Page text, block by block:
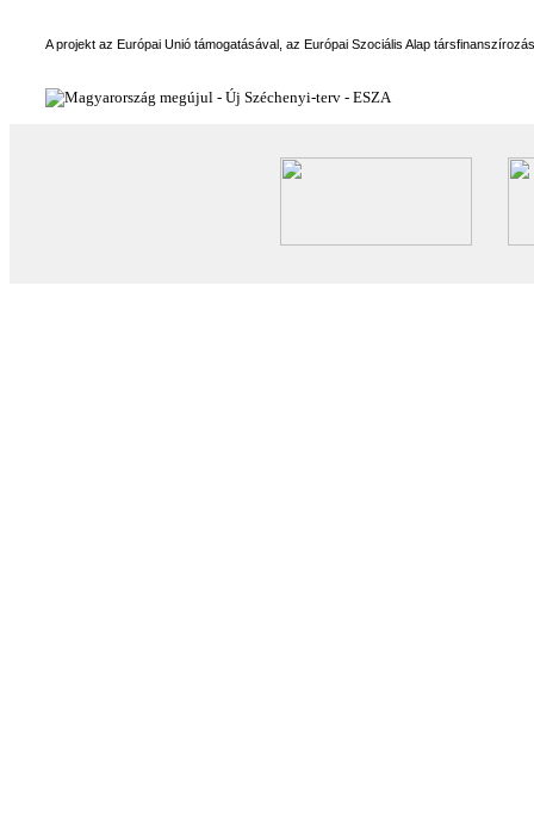
A projekt az Európai Unió támogatásával, az Európai Szociális Alap